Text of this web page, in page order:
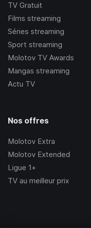
TV Gratuit
Films streaming
Séries streaming
Sport streaming
Molotov TV Awards
Mangas streaming
Actu TV
Nos offres
Molotov Extra
Molotov Extended
Ligue 1+
TV au meilleur prix